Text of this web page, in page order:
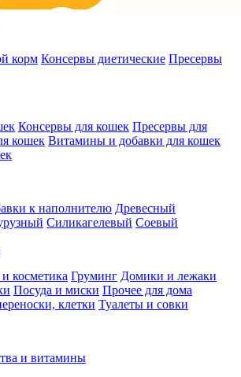
корм Консервы диетические Пресервы
Консервы для кошек Пресервы для
кошек Витамины и добавки для кошек
к наполнителю Древесный
Силикагелевый Соевый
косметика Груминг Домики и лежаки
Посуда и миски Прочее для дома
клетки Туалеты и совки
и витамины